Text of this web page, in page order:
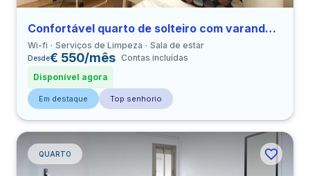
Confortável quarto de solteiro com varanda em Vila de Gracia perto de URL
Wi-fi Serviços de Limpeza Sala de estar
Desde€ 550/mês Contas incluídas
Disponível agora
Em destaque Top senhorio
QUARTO